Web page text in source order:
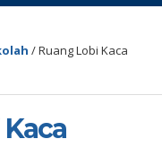
/Ruang Lobi Kaca